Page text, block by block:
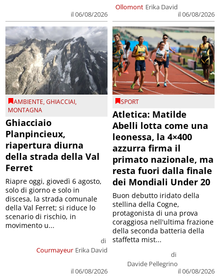
il 06/08/2026
Ollomont Erika David
il 06/08/2026
AMBIENTE,GHIACCIAI,
MONTAGNA
Ghiacciaio
Planpincieux,
riapertura diurna
della strada della Val
Ferret
Courmayeur
di
Erika David
il 06/08/2026
Riapre oggi, giovedì 6 agosto,
solo di giorno e solo in
discesa, la strada comunale
della Val Ferret; si riduce lo
scenario di rischio, in
movimento u...
SPORT
Atletica: Matilde
Abelli lotta come una
leonessa, la 4×400
azzurra firma il
primato nazionale, ma
resta fuori dalla finale
dei Mondiali Under 20
di
Davide Pellegrino
il 06/08/2026
Buon debutto iridato della
stellina della Cogne,
protagonista di una prova
coraggiosa nell'ultima frazione
della seconda batteria della
staffetta mist...